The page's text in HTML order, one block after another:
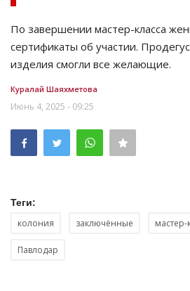
По завершении мастер-класса
сертификаты об участии.
изделия смогли все желающие.
Куралай Шаяхметова
Июнь 4, 2025 - 09:25
Теги:
колония заключённые мастер-
Павлодар